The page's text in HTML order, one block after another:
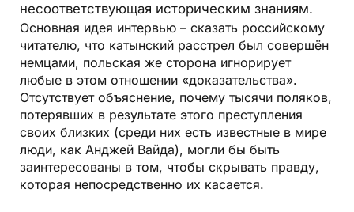
несоответствующая историческим знаниям.
Основная идея интервью – сказать российскому
читателю, что катынский расстрел был совершён
немцами, польская же сторона игнорирует
любые в этом отношении «доказательства».
Отсутствует объяснение, почему тысячи поляков,
потерявших в результате этого преступления
своих близких (среди них есть известные в мире
люди, как Анджей Вайда), могли бы быть
заинтересованы в том, чтобы скрывать правду,
которая непосредственно их касается.